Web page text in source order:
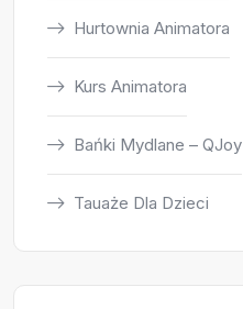
Hurtownia Animatora
Kurs Animatora
Bańki Mydlane – QJoy
Tauaże Dla Dzieci